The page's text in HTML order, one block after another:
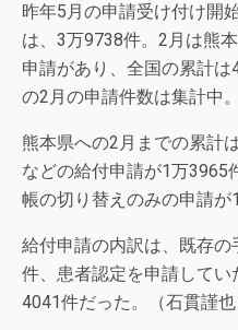
昨年5月の申請受け付け開
は、3万9738件。2月は熊
申請があり、全国の累計
の2月の申請件数は集計中。
熊本県への2月までの累計
などの給付申請が1万3965
帳の切り替えのみの申請が
給付申請の内訳は、既存
件、患者認定を申請して
4041件だった。（石貫謹也